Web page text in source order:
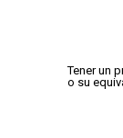
Tener un
o su